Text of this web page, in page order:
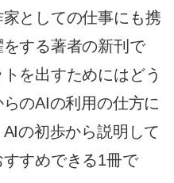
としての仕事にも携
する著者の新刊で
を出すためにはどう
のAIの利用の仕方に
の初歩から説明して
すめできる1冊で